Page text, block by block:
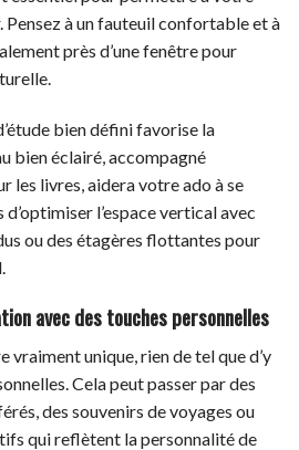
Pensez à un fauteuil confortable et à
près d’une fenêtre pour
bien défini favorise la
bien éclairé, accompagné
les livres, aidera votre ado à se
l’espace vertical avec
ou des étagères flottantes pour
avec des touches personnelles
vraiment unique, rien de tel que d’y
Cela peut passer par des
des souvenirs de voyages ou
qui reflètent la personnalité de